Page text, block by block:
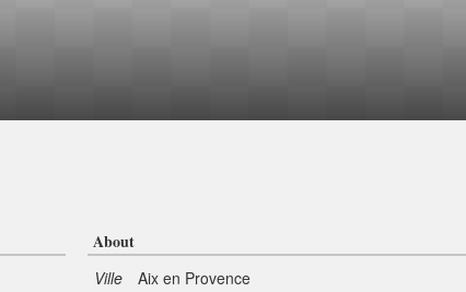
About
Ville Aix en Provence